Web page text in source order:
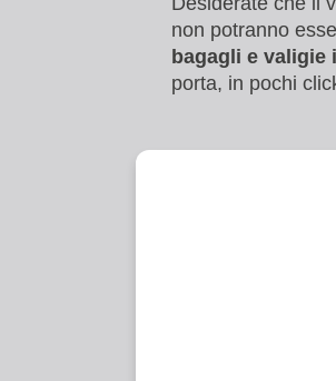
non potranno
bagagli e valigie
porta, in pochi